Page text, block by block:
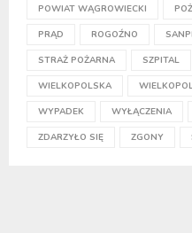
POWIAT WĄGROWIECKI
PRĄD ROGOŹNO
STRAŻ POŻARNA SZPITAL
WIELKOPOLSKA
WYPADEK WYŁĄCZENIA
ZDARZYŁO SIĘ ZGONY